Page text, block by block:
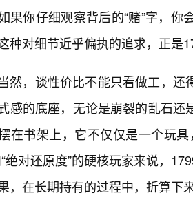
果你仔细观察背后的“赌”字，
种对细节近乎偏执的追求，正是
然，谈性价比不能只看做工，还
感的底座，无论是崩裂的乱石
在书架上，它不仅仅是一个玩
“绝对还原度”的硬核玩家来说，
，在长期持有的过程中，折算下